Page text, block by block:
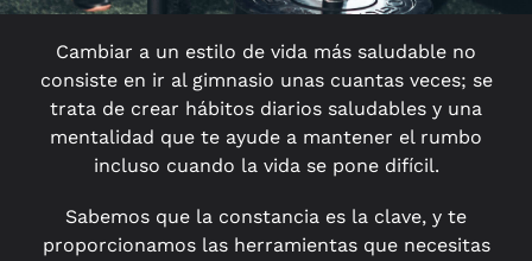
Cambiar a un estilo de vida más saludable no
consiste en ir al gimnasio unas cuantas veces; se
trata de crear hábitos diarios saludables y una
mentalidad que te ayude a mantener el rumbo
incluso cuando la vida se pone difícil.
Sabemos que la constancia es la clave, y te
proporcionamos las herramientas que necesitas